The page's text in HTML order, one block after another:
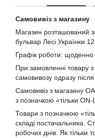
Самовивіз з магазину
Магазин розташований
бульвар Лесі Українки
Графік роботи:
При замовленні товару
самовивозу одразу
Самовивіз з магазину
з позначкою «тільки ON-
Товари з позначкою
складі постачальника.
робочих днів. Як тільки